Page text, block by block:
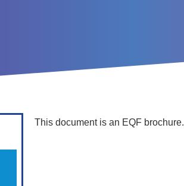
This document is an EQF brochure.